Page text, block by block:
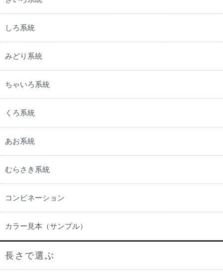
しろ系統
みどり系統
ちゃいろ系統
くろ系統
あお系統
むらさき系統
コンビネーション
カラー見本（サンプル）
長さで選ぶ